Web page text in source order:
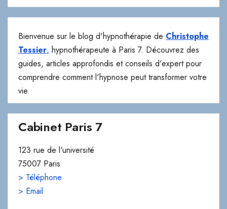
Bienvenue sur le blog d'hypnothérapie de Christophe
Tessier, hypnothérapeute à Paris 7. Découvrez des
guides, articles approfondis et conseils d'expert pour
comprendre comment l'hypnose peut transformer votre
vie.
Cabinet Paris 7
123 rue de l'université
75007 Paris
> Téléphone
> Email